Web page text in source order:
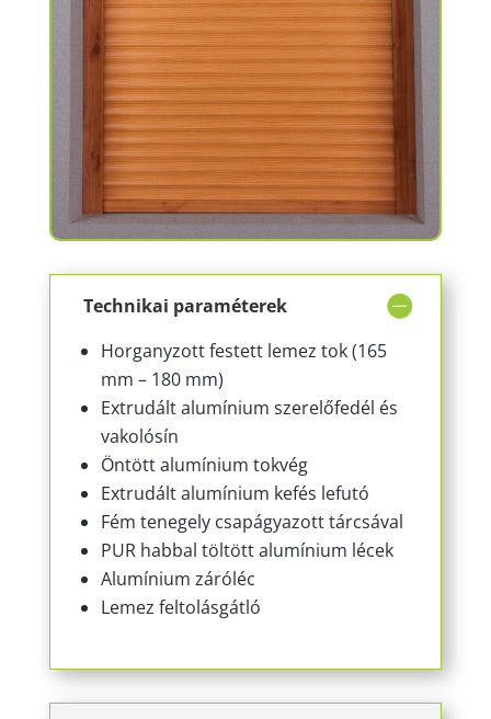
Technikai paraméterek
Horganyzott festett lemez tok (165
mm – 180 mm)
Extrudált alumínium szerelőfedél és
vakolósín
Öntött alumínium tokvég
Extrudált alumínium kefés lefutó
Fém tenegely csapágyazott tárcsával
PUR habbal töltött alumínium lécek
Alumínium záróléc
Lemez feltolásgátló